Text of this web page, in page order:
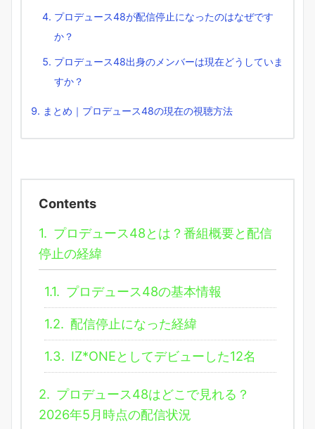
プロデュース48が配信停止になったのはなぜです
か？
プロデュース48出身のメンバーは現在どうしていま
すか？
まとめ｜プロデュース48の現在の視聴方法
Contents
1. プロデュース48とは？番組概要と配信
停止の経緯
1.1. プロデュース48の基本情報
1.2. 配信停止になった経緯
1.3. IZ*ONEとしてデビューした12名
2. プロデュース48はどこで見れる？
2026年5月時点の配信状況